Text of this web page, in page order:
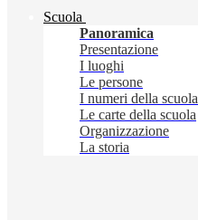
Scuola
Panoramica
Presentazione
I luoghi
Le persone
I numeri della scuola
Le carte della scuola
Organizzazione
La storia